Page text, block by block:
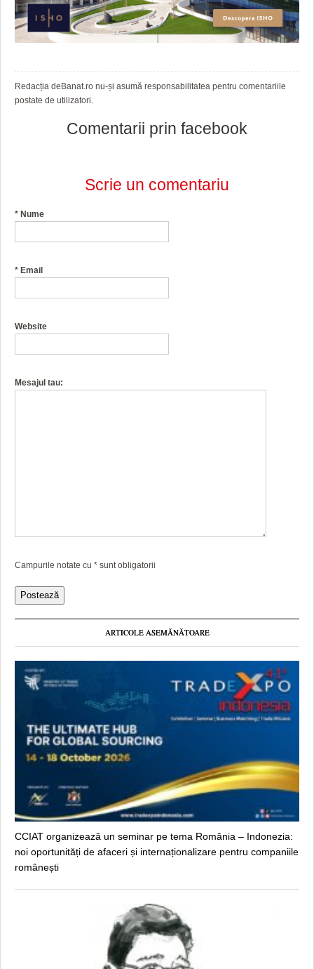
Redacția deBanat.ro nu-și asumă responsabilitatea pentru comentariile
postate de utilizatori.
Comentarii prin facebook
Scrie un comentariu
* Nume
* Email
Website
Mesajul tau:
Campurile notate cu * sunt obligatorii
ARTICOLE ASEMĂNĂTOARE
CCIAT organizează un seminar pe tema România – Indonezia:
noi oportunități de afaceri și internaționalizare pentru companiile
românești